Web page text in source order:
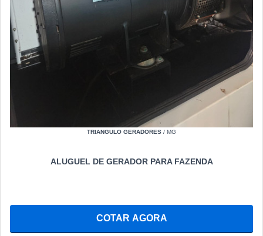
TRIANGULO GERADORES / MG
ALUGUEL DE GERADOR PARA FAZENDA
COTAR AGORA